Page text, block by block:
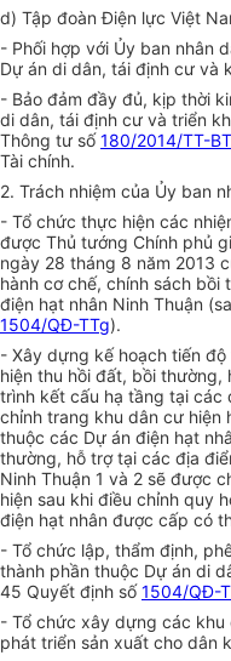
d) Tập đoàn Điện lực Việt
- Phối hợp với Ủy ban nhân
Dự án di dân, tái định cư và
- Bảo đảm đầy đủ, kịp thời
di dân, tái định cư và triển
Thông tư số180/2014/TT-
Tài chính.
2. Trách nhiệm của Ủy ban
- Tổ chức thực hiện các
được Thủ tướng Chính phủ
ngày 28 tháng 8 năm 2013
hành cơ chế, chính sách bồi
điện hạt nhân Ninh Thuận
1504/QĐ-TTg).
- Xây dựng kế hoạch tiến
hiện thu hồi đất, bồi
trình kết cấu hạ tầng tại các
chỉnh trang khu dân cư hiện
thuộc các Dự án điện hạt
thường, hỗ trợ tại các địa
Ninh Thuận 1 và 2 sẽ được
hiện sau khi điều chỉnh quy
điện hạt nhân được cấp có
- Tổ chức lập, thẩm định,
thành phần thuộc Dự án di
45 Quyết định số 1504/QĐ-
- Tổ chức xây dựng các khu
phát triển sản xuất cho dân